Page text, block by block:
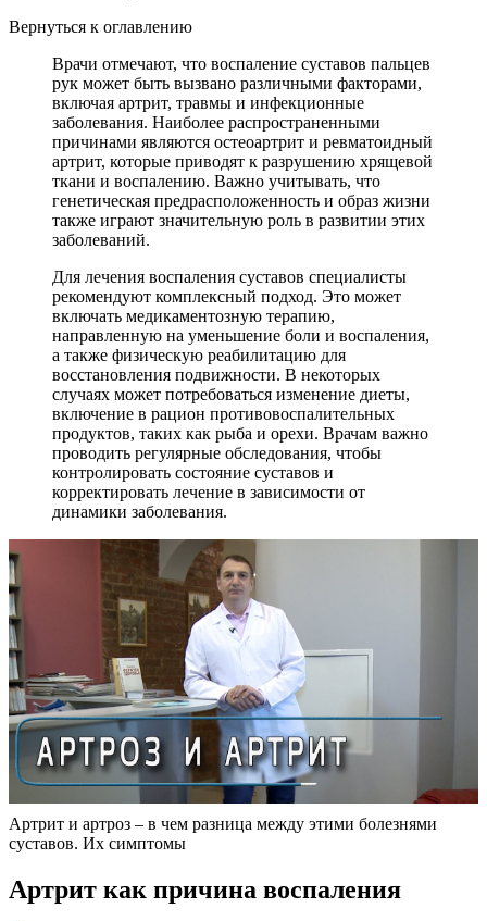
Вернуться к оглавлению
Врачи отмечают, что воспаление суставов пальцев
рук может быть вызвано различными факторами,
включая артрит, травмы и инфекционные
заболевания. Наиболее распространенными
причинами являются остеоартрит и ревматоидный
артрит, которые приводят к разрушению хрящевой
ткани и воспалению. Важно учитывать, что
генетическая предрасположенность и образ жизни
также играют значительную роль в развитии этих
заболеваний.
Для лечения воспаления суставов специалисты
рекомендуют комплексный подход. Это может
включать медикаментозную терапию,
направленную на уменьшение боли и воспаления,
а также физическую реабилитацию для
восстановления подвижности. В некоторых
случаях может потребоваться изменение диеты,
включение в рацион противовоспалительных
продуктов, таких как рыба и орехи. Врачам важно
проводить регулярные обследования, чтобы
контролировать состояние суставов и
корректировать лечение в зависимости от
динамики заболевания.
Артрит и артроз – в чем разница между этими болезнями
суставов. Их симптомы
Артрит как причина воспаления